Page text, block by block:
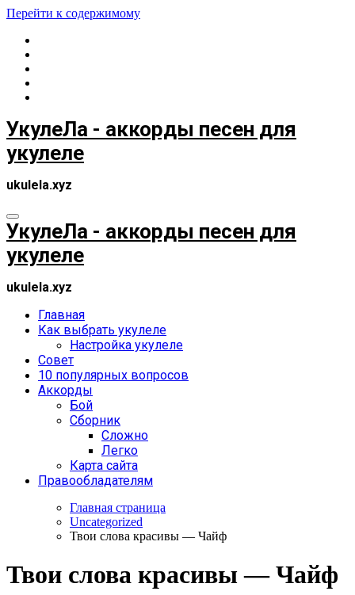
Перейти к содержимому
УкулеЛа - аккорды песен для
укулеле
ukulela.xyz
УкулеЛа - аккорды песен для
укулеле
ukulela.xyz
Главная
Как выбрать укулеле
Настройка укулеле
Совет
10 популярных вопросов
Аккорды
Бой
Сборник
Сложно
Легко
Карта сайта
Правообладателям
Главная страница
Uncategorized
Твои слова красивы — Чайф
Твои слова красивы — Чайф